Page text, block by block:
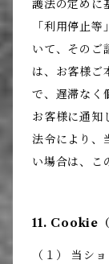
護法の定めに
「利用停止
いて、そのご
は、お客様ご
で、遅滞なく
お客様に通知
法令により、
い場合は、こ
11. Cookie（
（１） 当シ